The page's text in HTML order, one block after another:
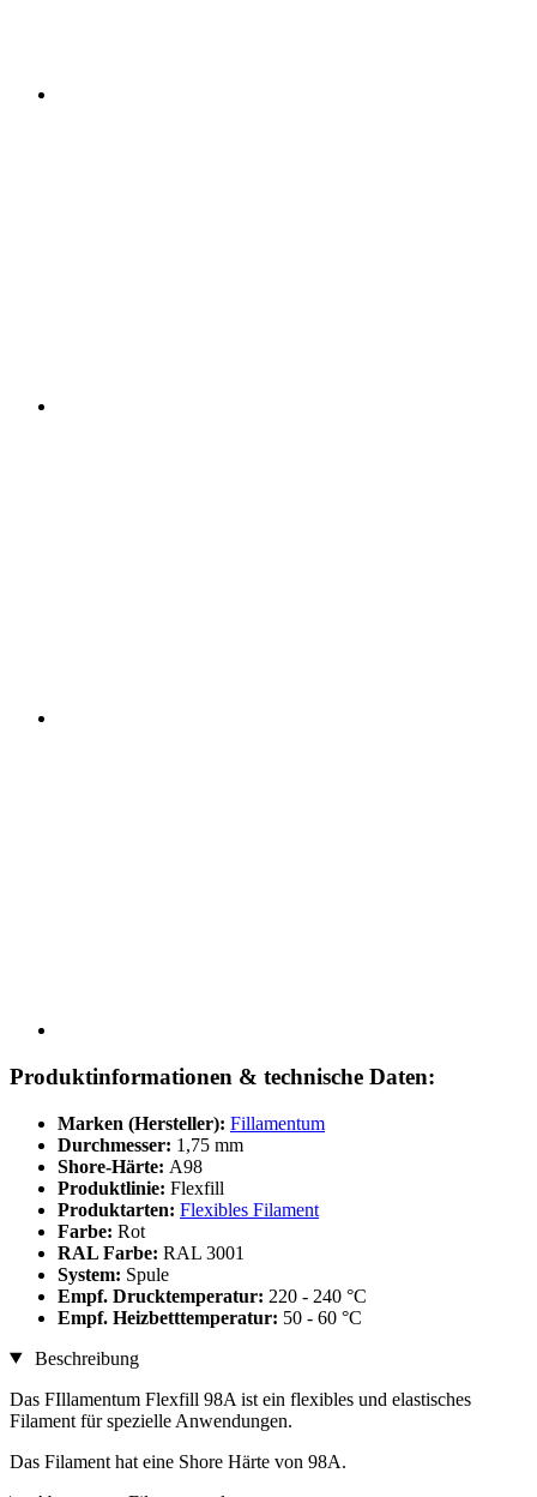
Produktinformationen & technische Daten:
Marken (Hersteller): Fillamentum
Durchmesser: 1,75 mm
Shore-Härte: A98
Produktlinie: Flexfill
Produktarten: Flexibles Filament
Farbe: Rot
RAL Farbe: RAL 3001
System: Spule
Empf. Drucktemperatur: 220 - 240 °C
Empf. Heizbetttemperatur: 50 - 60 °C
Beschreibung
Das FIllamentum Flexfill 98A ist ein flexibles und elastisches
Filament für spezielle Anwendungen.
Das Filament hat eine Shore Härte von 98A.